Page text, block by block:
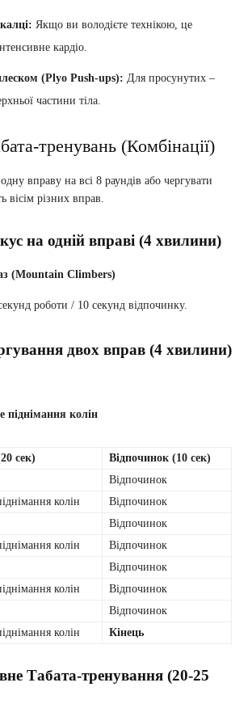
Якщо ви володієте технікою, це
кардіо.
(Plyo Push-ups): Для просунутих –
частини тіла.
тренувань (Комбінації)
вправу на всі 8 раундів або чергувати
вісім різних вправ.
на одній вправі (4 хвилини)
(Mountain Climbers)
роботи / 10 секунд відпочинку.
двох вправ (4 хвилини)
піднімання колін
сек)
Відпочинок (10 сек)
Відпочинок
колін
Відпочинок
Відпочинок
колін
Відпочинок
Відпочинок
колін
Відпочинок
Відпочинок
колін Кінець
Табата-тренування (20-25